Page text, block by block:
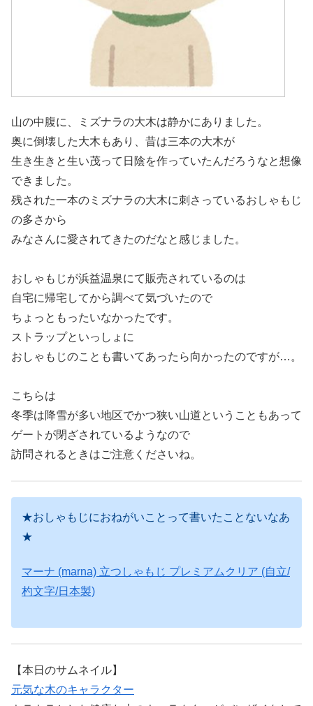
山の中腹に、ミズナラの大木は静かにありました。
奥に倒壊した大木もあり、昔は三本の大木が
生き生きと生い茂って日陰を作っていたんだろうなと想像
できました。
残された一本のミズナラの大木に刺さっているおしゃもじ
の多さから
みなさんに愛されてきたのだなと感じました。
おしゃもじが浜益温泉にて販売されているのは
自宅に帰宅してから調べて気づいたので
ちょっともったいなかったです。
ストラップといっしょに
おしゃもじのことも書いてあったら向かったのですが…。
こちらは
冬季は降雪が多い地区でかつ狭い山道ということもあって
ゲートが閉ざされているようなので
訪問されるときはご注意くださいね。
★おしゃもじにおねがいことって書いたことないなあ
★
マーナ (marna) 立つしゃもじ プレミアムクリア (自立/
杓文字/日本製)
【本日のサムネイル】
元気な木のキャラクター